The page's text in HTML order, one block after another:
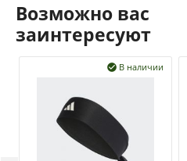
Возможно вас
заинтересуют
В наличии
